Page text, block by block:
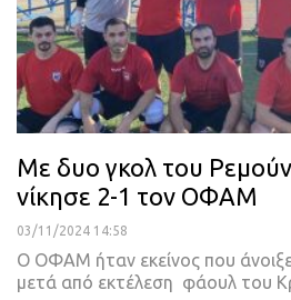
Με δυο γκολ του
νίκησε 2-1 τον ΟΦΑΜ
03/11/2024 14:58
Ο ΟΦΑΜ ήταν εκείνος που
μετά από εκτέλεση φάουλ του